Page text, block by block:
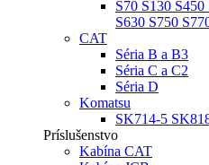
S70 S130
S630 S750
CAT
Séria B a B3
Séria C a C2
Séria D
Komatsu
SK714-5
Príslušenstvo
Kabína CAT